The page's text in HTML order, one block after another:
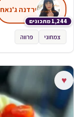
1,244 מתכונים
ירדנה ג'נאח
צמחוני פרווה
♥